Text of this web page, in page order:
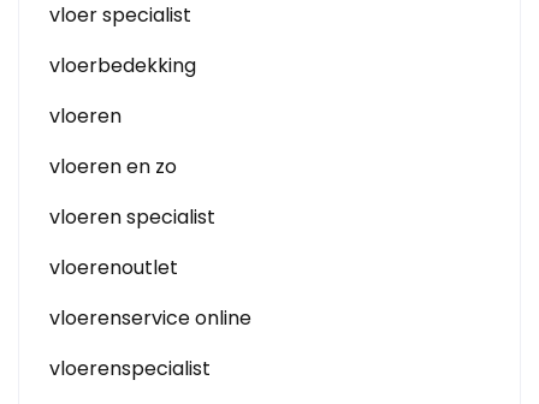
vloer specialist
vloerbedekking
vloeren
vloeren en zo
vloeren specialist
vloerenoutlet
vloerenservice online
vloerenspecialist